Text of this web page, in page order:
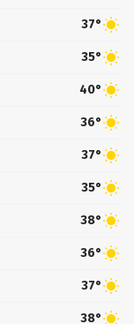
37°
35°
40°
36°
37°
35°
38°
36°
37°
38°